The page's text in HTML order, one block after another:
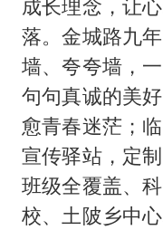
成长理念，让
落。金城路九
墙、夸夸墙，
句句真诚的美
愈青春迷茫；
宣传驿站，定
班级全覆盖、
校、土陂乡中